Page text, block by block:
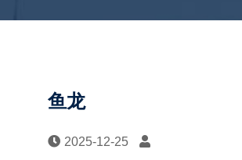
鱼龙
2025-12-25